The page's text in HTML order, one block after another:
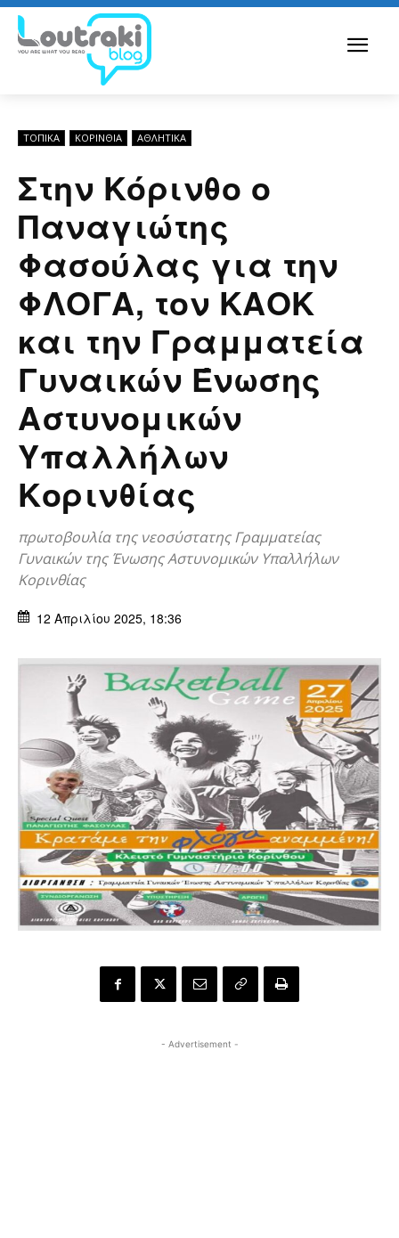
ΤΟΠΙΚΑ ΚΟΡΙΝΘΊΑ ΑΘΛΗΤΙΚΑ
Στην Κόρινθο ο
Παναγιώτης
Φασούλας για την
ΦΛΟΓΑ, τον ΚΑΟΚ
και την Γραμματεία
Γυναικών Ένωσης
Αστυνομικών
Υπαλλήλων
Κορινθίας
πρωτοβουλία της νεοσύστατης Γραμματείας
Γυναικών της Ένωσης Αστυνομικών Υπαλλήλων
Κορινθίας
12 Απριλίου 2025, 18:36
- Advertisement -